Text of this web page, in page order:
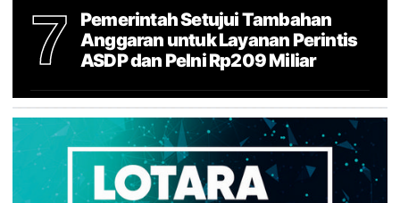
7
Pemerintah Setujui Tambahan
Anggaran untuk Layanan Perintis
ASDP dan Pelni Rp209 Miliar